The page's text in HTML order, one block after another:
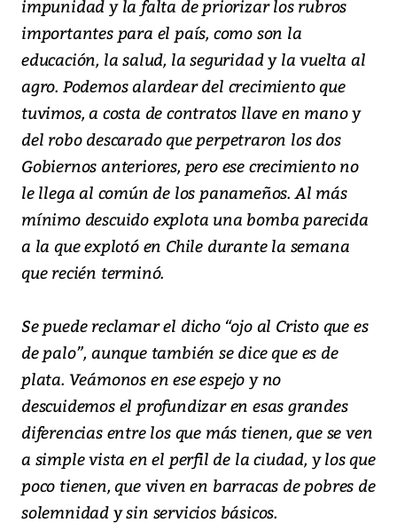
impunidad y la falta de priorizar los rubros
importantes para el país, como son la
educación, la salud, la seguridad y la vuelta al
agro. Podemos alardear del crecimiento que
tuvimos, a costa de contratos llave en mano y
del robo descarado que perpetraron los dos
Gobiernos anteriores, pero ese crecimiento no
le llega al común de los panameños. Al más
mínimo descuido explota una bomba parecida
a la que explotó en Chile durante la semana
que recién terminó.
Se puede reclamar el dicho “ojo al Cristo que es
de palo”, aunque también se dice que es de
plata. Veámonos en ese espejo y no
descuidemos el profundizar en esas grandes
diferencias entre los que más tienen, que se ven
a simple vista en el perfil de la ciudad, y los que
poco tienen, que viven en barracas de pobres de
solemnidad y sin servicios básicos.